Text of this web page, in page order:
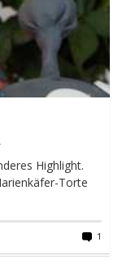
Highlight.
Torte
1